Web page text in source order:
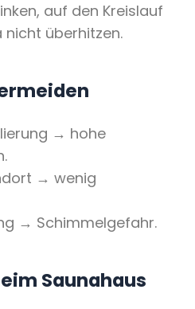
auf den Kreislauf
überhitzen.
→ hohe
→ wenig
→ Schimmelgefahr.
Saunahaus